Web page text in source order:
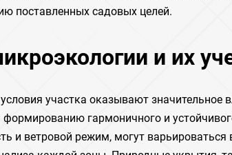
поставленных садовых целей.
и их
участка оказывают значительное
формированию гармоничного и
и ветровой режим, могут